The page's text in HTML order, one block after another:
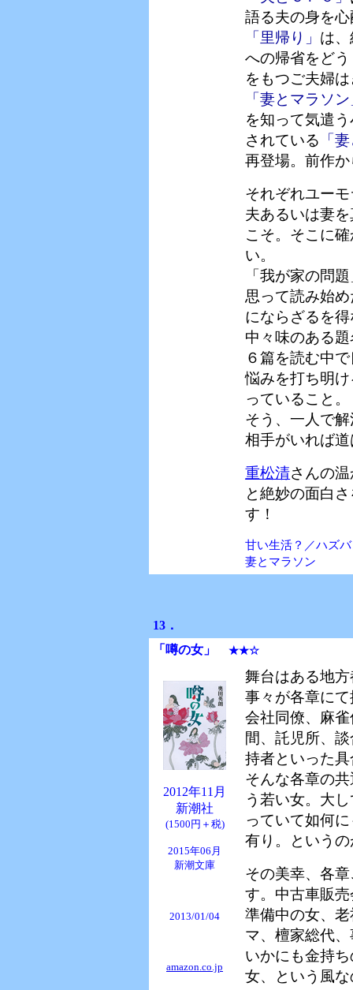
語る夫の身を
「里帰り」 は
への帰省をど
をもつご夫婦
「妻とマラソ
を知って気遣
されている
「
再登場。前作
それぞれユー
夫あるいは妻
こそ。そこに
い。
「我が家の問
思って読み始
にならざるを
中々味のある
６篇を読む中
悩みを打ち明
っていること。
そう、一人で
相手がいれば
重松清さんの
と絶妙の面白
す！
甘い生活？／ハズ
妻とマラソン
13．
「噂の女」
★★☆
2012年11月
新潮社
(1500円＋税)
2015年06月
新潮文庫
2013/01/04
amazon.co.jp
舞台はある地
事々が各章に
会社同僚、麻
間、託児所、
持者といった
そんな各章の
う若い女。大
っていて如何
有り。という
その美幸、各
す。中古車販
準備中の女、
マ、檀家総代
いかにも金持
女、という風